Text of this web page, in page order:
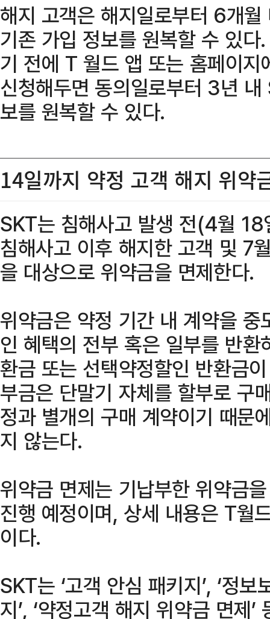
해지 고객은 해지일로부터 6개
기존 가입 정보를 원복할 수 있
기 전에 T 월드 앱 또는 홈페이
신청해두면 동의일로부터 3년
보를 원복할 수 있다.
14일까지 약정 고객 해지 위약
SKT는 침해사고 발생 전(4월
침해사고 이후 해지한 고객 및 7
을 대상으로 위약금을 면제한다.
위약금은 약정 기간 내 계약을
인 혜택의 전부 혹은 일부를 반
환금 또는 선택약정할인 반환금
부금은 단말기 자체를 할부로 구
정과 별개의 구매 계약이기 때문
지 않는다.
위약금 면제는 기납부한 위약금
진행 예정이며, 상세 내용은 T월
이다.
SKT는 ‘고객 안심 패키지’, ‘정보
지’, ‘약정고객 해지 위약금 면제’